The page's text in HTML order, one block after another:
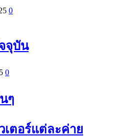
0
จุบัน
0
ๆ
เตอร์แต่ละค่าย